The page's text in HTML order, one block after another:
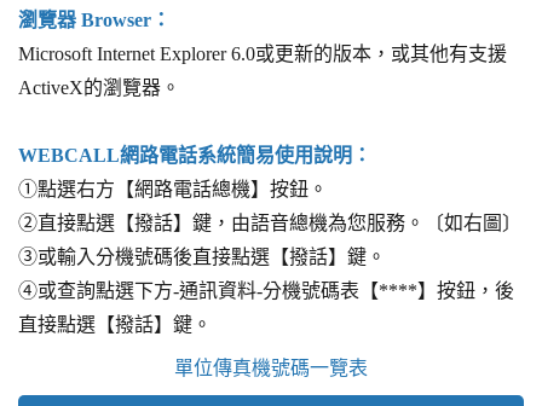
瀏覽器 Browser：
Microsoft Internet Explorer 6.0或更新的版本，或其他有支援
ActiveX的瀏覽器。
WEBCALL網路電話系統簡易使用說明：
①點選右方【網路電話總機】按鈕。
②直接點選【撥話】鍵，由語音總機為您服務。〔如右圖〕
③或輸入分機號碼後直接點選【撥話】鍵。
④或查詢點選下方-通訊資料-分機號碼表【****】按鈕，後
直接點選【撥話】鍵。
單位傳真機號碼一覽表